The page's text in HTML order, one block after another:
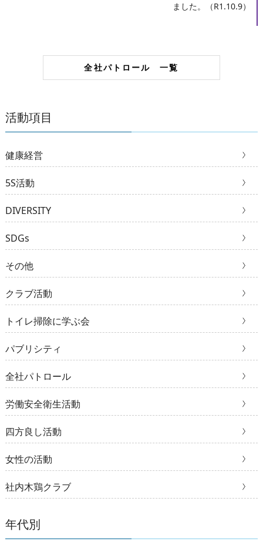
ました。（R1.10.9）
全社パトロール 一覧
活動項目
健康経営
5S活動
DIVERSITY
SDGs
その他
クラブ活動
トイレ掃除に学ぶ会
パブリシティ
全社パトロール
労働安全衛生活動
四方良し活動
女性の活動
社内木鶏クラブ
年代別